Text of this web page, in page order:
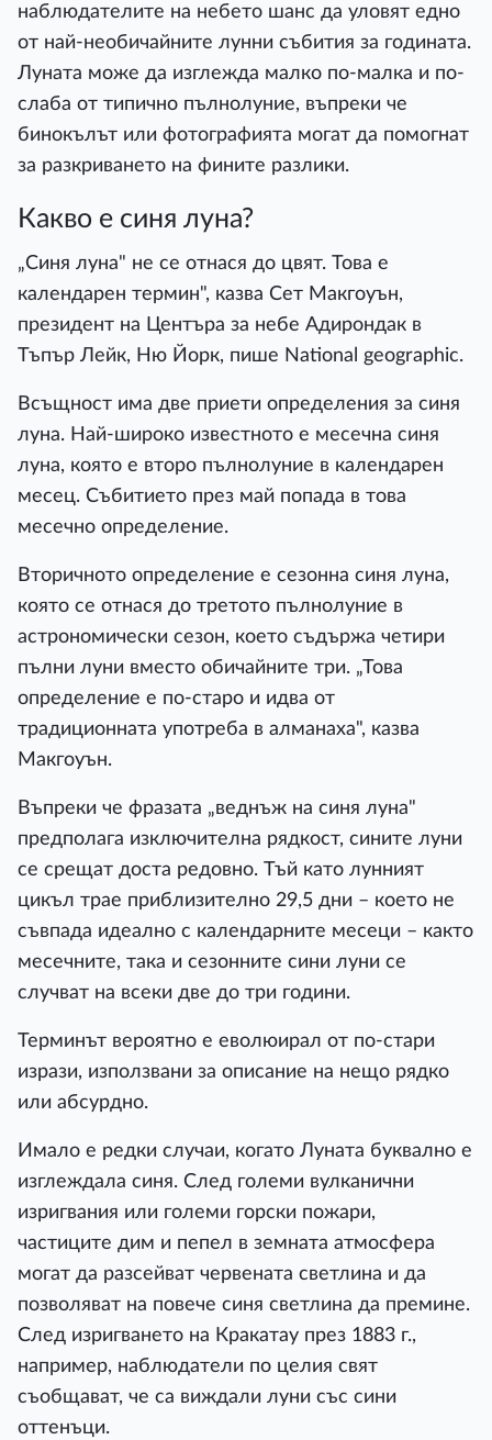
наблюдателите на небето шанс да уловят едно
от най-необичайните лунни събития за годината.
Луната може да изглежда малко по-малка и по-
слаба от типично пълнолуние, въпреки че
бинокълът или фотографията могат да помогнат
за разкриването на фините разлики.
Какво е синя луна?
„Синя луна" не се отнася до цвят. Това е
календарен термин", казва Сет Макгоуън,
президент на Центъра за небе Адирондак в
Тъпър Лейк, Ню Йорк, пише National geographic.
Всъщност има две приети определения за синя
луна. Най-широко известното е месечна синя
луна, която е второ пълнолуние в календарен
месец. Събитието през май попада в това
месечно определение.
Вторичното определение е сезонна синя луна,
която се отнася до третото пълнолуние в
астрономически сезон, което съдържа четири
пълни луни вместо обичайните три. „Това
определение е по-старо и идва от
традиционната употреба в алманаха", казва
Макгоуън.
Въпреки че фразата „веднъж на синя луна"
предполага изключителна рядкост, сините луни
се срещат доста редовно. Тъй като лунният
цикъл трае приблизително 29,5 дни – което не
съвпада идеално с календарните месеци – както
месечните, така и сезонните сини луни се
случват на всеки две до три години.
Терминът вероятно е еволюирал от по-стари
изрази, използвани за описание на нещо рядко
или абсурдно.
Имало е редки случаи, когато Луната буквално е
изглеждала синя. След големи вулканични
изригвания или големи горски пожари,
частиците дим и пепел в земната атмосфера
могат да разсейват червената светлина и да
позволяват на повече синя светлина да премине.
След изригването на Кракатау през 1883 г.,
например, наблюдатели по целия свят
съобщават, че са виждали луни със сини
оттенъци.